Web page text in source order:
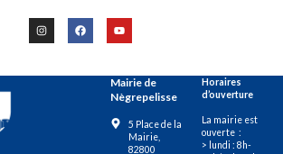
Mairie de
Nègrepelisse
5 Place de la
Mairie,
82800
Horaires
d’ouverture
La mairie est
ouverte :
> lundi : 8h-